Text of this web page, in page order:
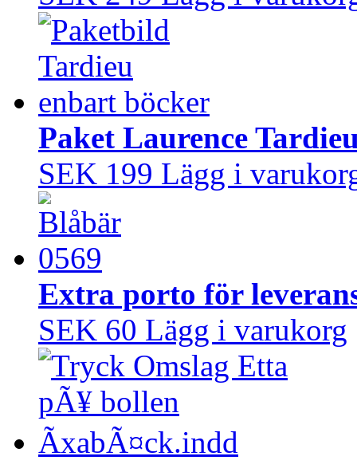
Paket Laurence
SEK 199 Lägg i
Extra porto för
SEK 60 Lägg i varukorg